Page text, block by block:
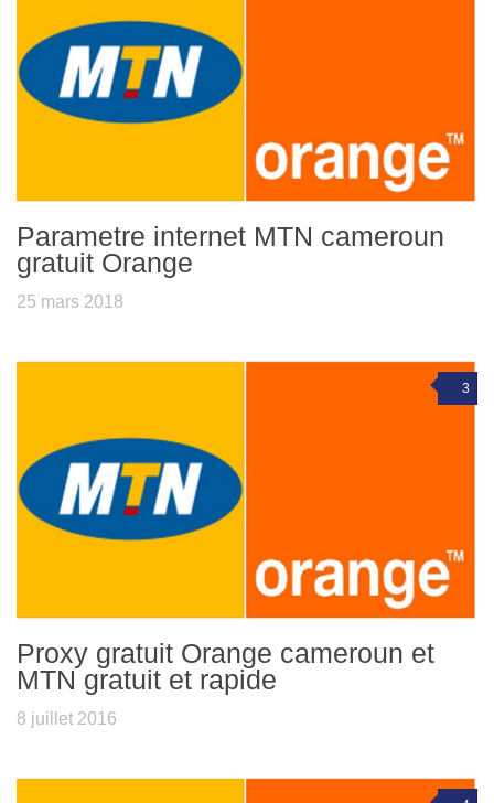
Parametre internet MTN cameroun
gratuit Orange
25 mars 2018
3
Proxy gratuit Orange cameroun et
MTN gratuit et rapide
8 juillet 2016